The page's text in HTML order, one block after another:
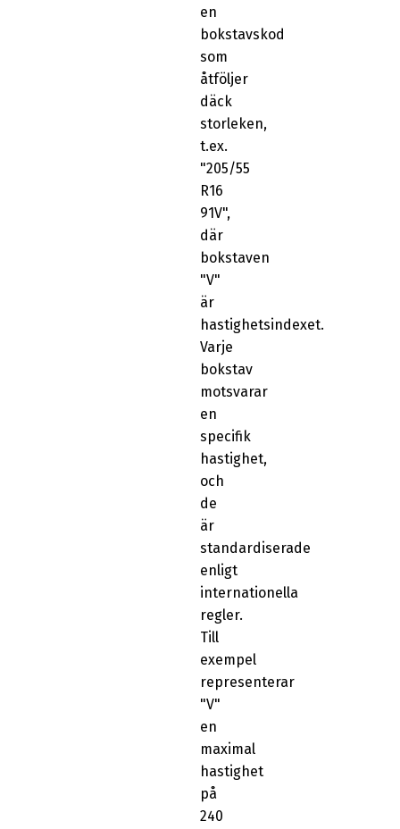
en
bokstavskod
som
åtföljer
däck
storleken,
t.ex.
"205/55
R16
91V",
där
bokstaven
"V"
är
hastighetsindexet.
Varje
bokstav
motsvarar
en
specifik
hastighet,
och
de
är
standardiserade
enligt
internationella
regler.
Till
exempel
representerar
"V"
en
maximal
hastighet
på
240